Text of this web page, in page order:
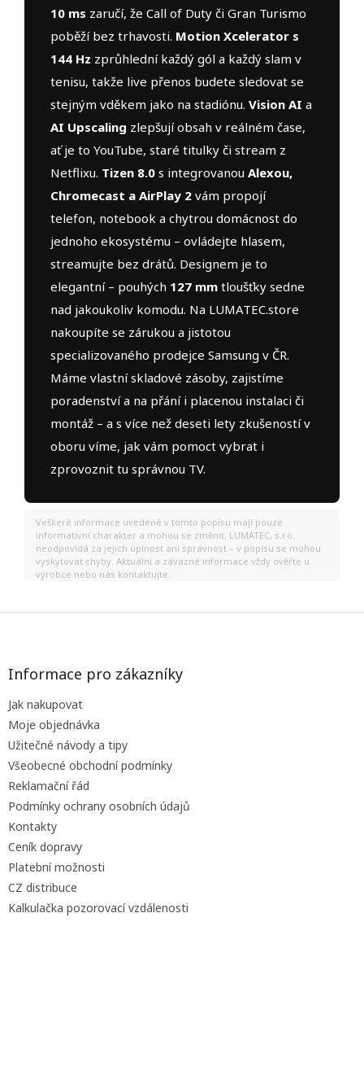
10 ms zaručí, že Call of Duty či Gran Turismo
poběží bez trhavosti. Motion Xcelerator s
144 Hz zprůhlední každý gól a každý slam v
tenisu, takže live přenos budete sledovat se
stejným vděkem jako na stadiónu. Vision AI a
AI Upscaling zlepšují obsah v reálném čase,
ať je to YouTube, staré titulky či stream z
Netflixu. Tizen 8.0 s integrovanou Alexou,
Chromecast a AirPlay 2 vám propojí
telefon, notebook a chytrou domácnost do
jednoho ekosystému – ovládejte hlasem,
streamujte bez drátů. Designem je to
elegantní – pouhých 127 mm tloušťky sedne
nad jakoukoliv komodu. Na LUMATEC.store
nakoupíte se zárukou a jistotou
specializovaného prodejce Samsung v ČR.
Máme vlastní skladové zásoby, zajistíme
poradenství a na přání i placenou instalaci či
montáž – a s více než deseti lety zkušeností v
oboru víme, jak vám pomoct vybrat i
zprovoznit tu správnou TV.
Veškeré informace uvedené v tomto popisu mají pouze
informativní charakter a mohou se změnit. LUMATEC, s.r.o.
neodpovídá za jejich úplnost ani správnost – v popisu se mohou
vyskytovat chyby. Aktuální a závazné informace vždy ověřte u
výrobce nebo nás kontaktujte.
Z
Informace pro zákazníky
Jak nakupovat
Moje objednávka
Užitečné návody a tipy
Všeobecné obchodní podmínky
Reklamační řád
Podmínky ochrany osobních údajů
Kontakty
Ceník dopravy
Platební možnosti
CZ distribuce
Kalkulačka pozorovací vzdálenosti